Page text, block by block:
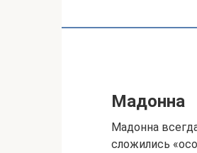
Мадонна
Мадонна
сложились